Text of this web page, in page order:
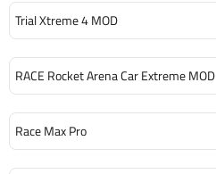
Trial Xtreme 4 MOD
RACE Rocket Arena Car Extreme MOD
Race Max Pro